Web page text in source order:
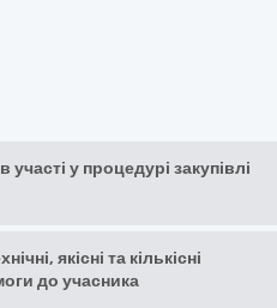
у процедурі закупівлі
якісні та кількісні
до учасника